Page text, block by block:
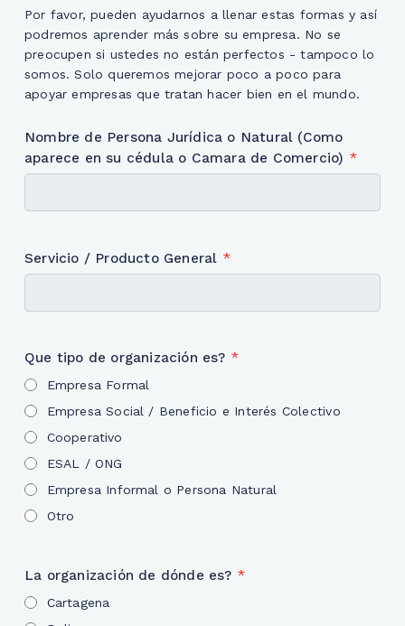
Por favor, pueden ayudarnos a llenar estas formas y así
podremos aprender más sobre su empresa. No se
preocupen si ustedes no están perfectos - tampoco lo
somos. Solo queremos mejorar poco a poco para
apoyar empresas que tratan hacer bien en el mundo.
Nombre de Persona Jurídica o Natural (Como
aparece en su cédula o Camara de Comercio) *
Servicio / Producto General *
Que tipo de organización es? *
Empresa Formal
Empresa Social / Beneficio e Interés Colectivo
Cooperativo
ESAL / ONG
Empresa Informal o Persona Natural
Otro
La organización de dónde es? *
Cartagena